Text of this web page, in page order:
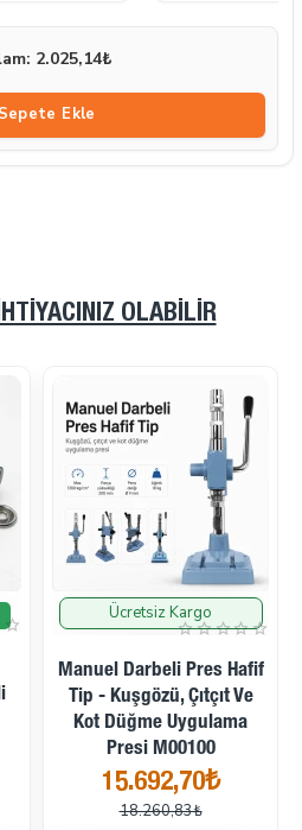
2.025,14₺
Sepete Ekle
OLABILIR
İndirimde
Ücretsiz Kargo
Manuel Darbeli Pres Hafif
Tip - Kuşgözü, Çıtçıt Ve
Kot Düğme Uygulama
Presi M00100
15.692,70₺
18.260,83₺